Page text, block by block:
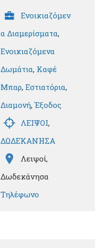
Ενοικιαζόμεν
α Διαμερίσματα,
Ενοικιαζόμενα
Δωμάτια, Καφέ
Μπαρ, Εστιατόρια,
Διαμονή,Έξοδος
ΛΕΙΨΟΙ,
ΔΩΔΕΚΑΝΗΣΑ
Λειψοί,
Δωδεκάνησα
Τηλέφωνο